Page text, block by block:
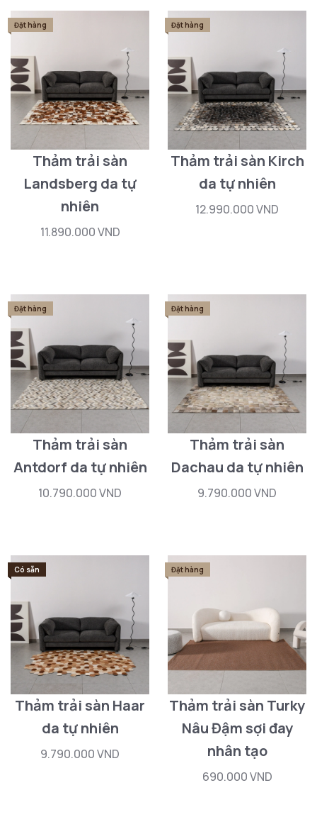
Đặt hàng
Thảm trải sàn
Landsberg da tự
nhiên
11.890.000 VND
Đặt hàng
Thảm trải sàn Kirch
da tự nhiên
12.990.000 VND
Đặt hàng
Thảm trải sàn
Antdorf da tự nhiên
10.790.000 VND
Đặt hàng
Thảm trải sàn
Dachau da tự nhiên
9.790.000 VND
Có sẵn
Thảm trải sàn Haar
da tự nhiên
9.790.000 VND
Đặt hàng
Thảm trải sàn Turky
Nâu Đậm sợi đay
nhân tạo
690.000 VND